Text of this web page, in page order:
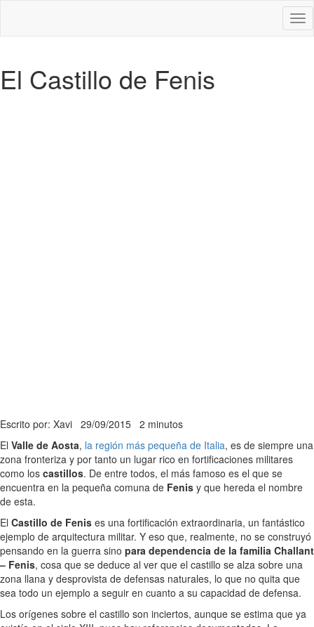
El Castillo de Fenis
Escrito por: Xavi 29/09/2015 2 minutos
El Valle de Aosta, la región más pequeña de Italia, es de siempre una
zona fronteriza y por tanto un lugar rico en fortificaciones militares
como los castillos. De entre todos, el más famoso es el que se
encuentra en la pequeña comuna de Fenis y que hereda el nombre
de esta.
El Castillo de Fenis es una fortificación extraordinaria, un fantástico
ejemplo de arquitectura militar. Y eso que, realmente, no se construyó
pensando en la guerra sino para dependencia de la familia Challant
– Fenis, cosa que se deduce al ver que el castillo se alza sobre una
zona llana y desprovista de defensas naturales, lo que no quita que
sea todo un ejemplo a seguir en cuanto a su capacidad de defensa.
Los orígenes sobre el castillo son inciertos, aunque se estima que ya